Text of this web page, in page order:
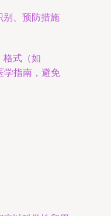
别、预防措施
格式（如
学指南，避免